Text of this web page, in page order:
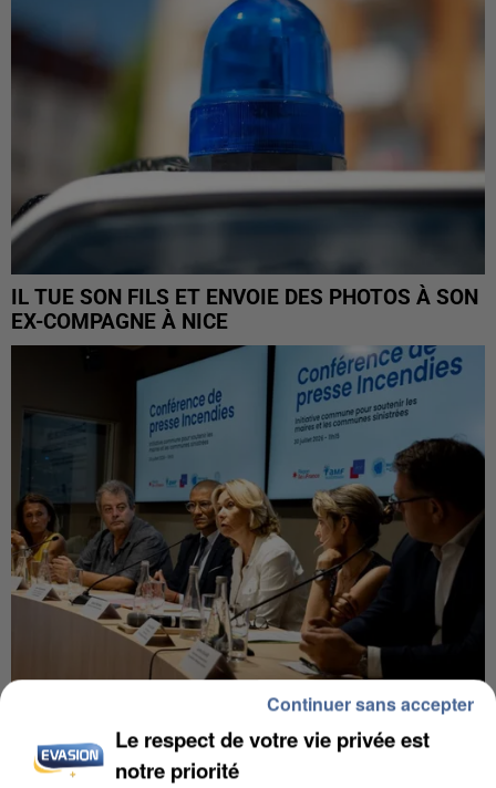
IL TUE SON FILS ET ENVOIE DES PHOTOS À SON
EX-COMPAGNE À NICE
DE SOLIDARITÉ AVEC LES...
Le respect de votre vie privée est
notre priorité
Continuer sans accepter